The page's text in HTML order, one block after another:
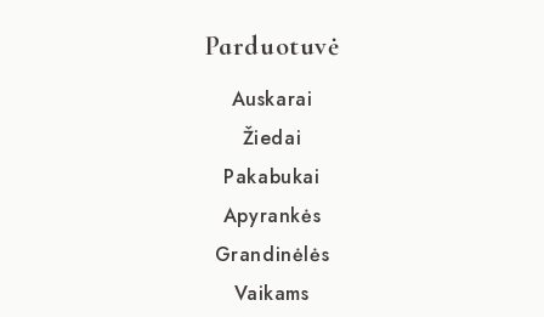
Parduotuvė
Auskarai
Žiedai
Pakabukai
Apyrankės
Grandinėlės
Vaikams